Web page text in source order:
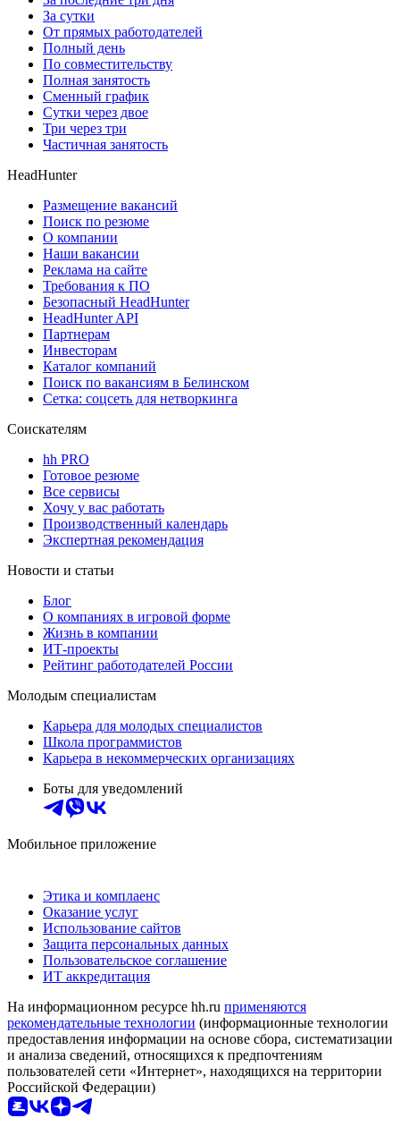
За сутки
От прямых работодателей
Полный день
По совместительству
Полная занятость
Сменный график
Сутки через двое
Три через три
Частичная занятость
HeadHunter
Размещение вакансий
Поиск по резюме
О компании
Наши вакансии
Реклама на сайте
Требования к ПО
Безопасный HeadHunter
HeadHunter API
Партнерам
Инвесторам
Каталог компаний
Поиск по вакансиям в Белинском
Сетка: соцсеть для нетворкинга
Соискателям
hh PRO
Готовое резюме
Все сервисы
Хочу у вас работать
Производственный календарь
Экспертная рекомендация
Новости и статьи
Блог
О компаниях в игровой форме
Жизнь в компании
ИТ-проекты
Рейтинг работодателей России
Молодым специалистам
Карьера для молодых специалистов
Школа программистов
Карьера в некоммерческих организациях
Боты для уведомлений
Мобильное приложение
Этика и комплаенс
Оказание услуг
Использование сайтов
Защита персональных данных
Пользовательское соглашение
ИТ аккредитация
На информационном ресурсе hh.ru применяются
рекомендательные технологии (информационные технологии
предоставления информации на основе сбора, систематизации
и анализа сведений, относящихся к предпочтениям
пользователей сети «Интернет», находящихся на территории
Российской Федерации)